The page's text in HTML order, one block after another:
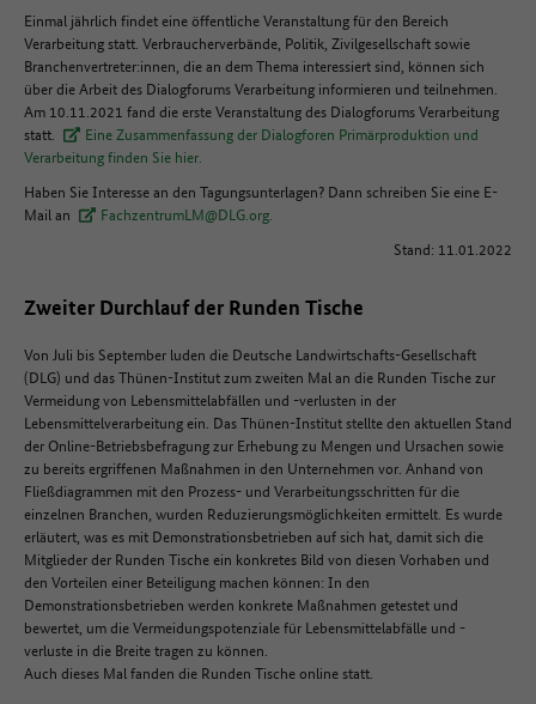
Einmal jährlich findet eine öffentliche Veranstaltung für den Bereich
Verarbeitung statt. Verbraucherverbände, Politik, Zivilgesellschaft sowie
Branchenvertreter:innen, die an dem Thema interessiert sind, können sich
über die Arbeit des Dialogforums Verarbeitung informieren und teilnehmen.
Am 10.11.2021 fand die erste Veranstaltung des Dialogforums Verarbeitung
statt.
Eine Zusammenfassung der Dialogforen Primärproduktion und
Verarbeitung finden Sie hier.
Haben Sie Interesse an den Tagungsunterlagen? Dann schreiben Sie eine E-
Mail an
FachzentrumLM@DLG.org.
Stand: 11.01.2022
Zweiter Durchlauf der Runden Tische
Von Juli bis September luden die Deutsche Landwirtschafts-Gesellschaft
(DLG) und das Thünen-Institut zum zweiten Mal an die Runden Tische zur
Vermeidung von Lebensmittelabfällen und -verlusten in der
Lebensmittelverarbeitung ein. Das Thünen-Institut stellte den aktuellen Stand
der Online-Betriebsbefragung zur Erhebung zu Mengen und Ursachen sowie
zu bereits ergriffenen Maßnahmen in den Unternehmen vor. Anhand von
Fließdiagrammen mit den Prozess- und Verarbeitungsschritten für die
einzelnen Branchen, wurden Reduzierungsmöglichkeiten ermittelt. Es wurde
erläutert, was es mit Demonstrationsbetrieben auf sich hat, damit sich die
Mitglieder der Runden Tische ein konkretes Bild von diesen Vorhaben und
den Vorteilen einer Beteiligung machen können: In den
Demonstrationsbetrieben werden konkrete Maßnahmen getestet und
bewertet, um die Vermeidungspotenziale für Lebensmittelabfälle und -
verluste in die Breite tragen zu können.
Auch dieses Mal fanden die Runden Tische online statt.